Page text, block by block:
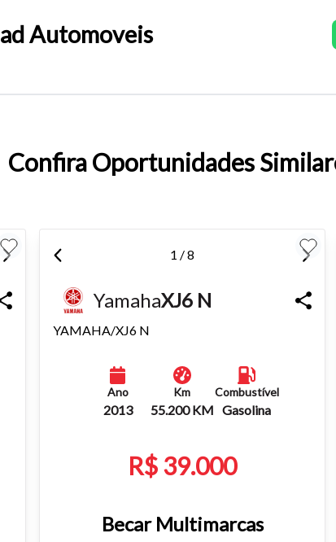
do texto
ou diminuir a fonte em nosso site, utilize os atalhos
e Ctrl- (para diminuir) no seu teclado.
Automoveis
Confira Oportunidades
1 / 8
YamahaXJ6 N
YAMAHA/XJ6 N
Ano
2013
Km
55.200 KM
Combustível
Gasolina
R$ 39.000
Becar Multimarcas